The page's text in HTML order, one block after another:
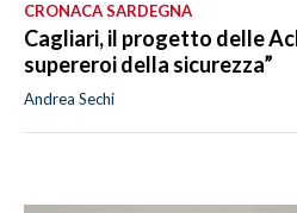
CRONACA SARDEGNA
Cagliari, il progetto delle
supereroi della sicurezza”
Andrea Sechi